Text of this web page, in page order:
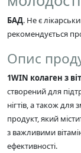
БАД. Не є
рекомендується
Опис
1WIN колаген з
створений для
нігтів, а також для
продукт, який
з важливими
ефективності.